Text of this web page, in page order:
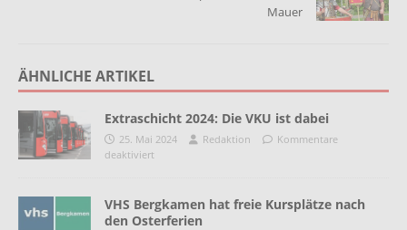
Mauer
ÄHNLICHE ARTIKEL
Extraschicht 2024: Die VKU ist dabei
25. Mai 2024 Redaktion
Kommentare
deaktiviert
VHS Bergkamen hat freie Kursplätze nach
den Osterferien